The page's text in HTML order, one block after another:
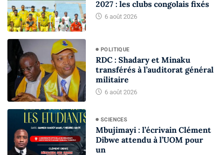
2027 : les clubs congolais fixés
6 août 2026
POLITIQUE
RDC : Shadary et Minaku
transférés à l’auditorat général
militaire
6 août 2026
SCIENCES
Mbujimayi : l’écrivain Clément
Dibwe attendu à l’UOM pour
un